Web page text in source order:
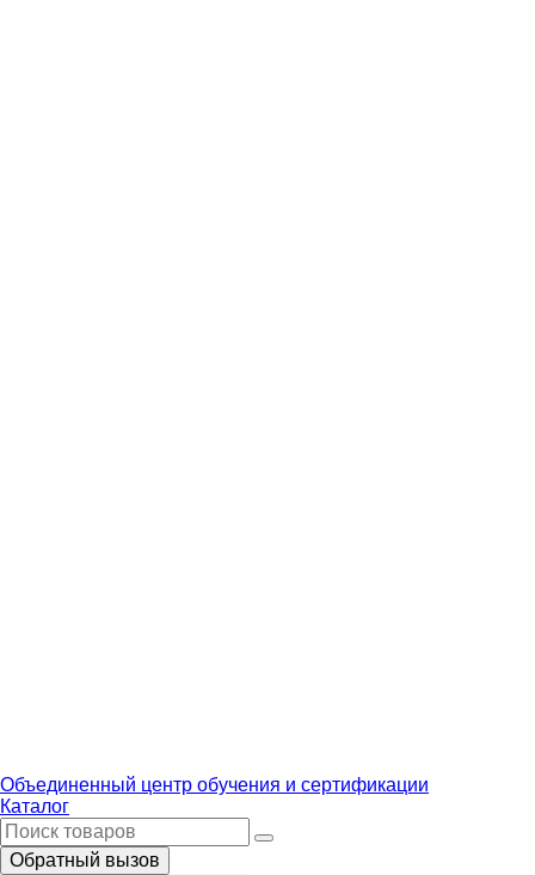
Объединенный центр обучения и сертификации
Каталог
Обратный вызов